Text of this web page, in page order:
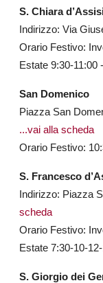
S. Chiara
Indirizzo: Via
Orario Festivo:
Estate 9:30-11:00
San Domenico
Piazza San
...vai alla scheda
Orario Festivo:
S. Francesco
Indirizzo: Piazza
scheda
Orario Festivo:
Estate 7:30-10-
S. Giorgio dei